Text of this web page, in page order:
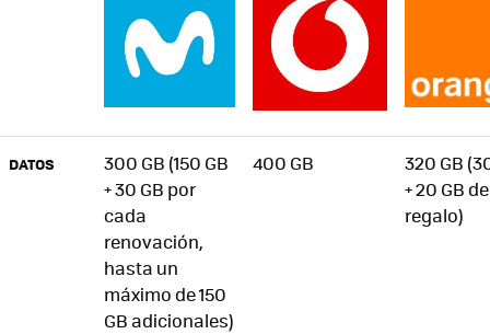
DATOS
300 GB (150 GB
+ 30 GB por
cada
renovación,
hasta un
máximo de 150
GB adicionales)
400 GB
320 GB
+ 20 GB de
regalo)